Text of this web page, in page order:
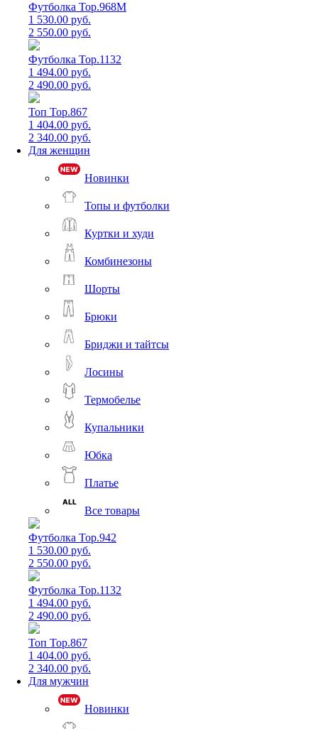
Футболка Top.968M
1 530.00 руб.
2 550.00 руб.
Футболка Top.1132
1 494.00 руб.
2 490.00 руб.
Топ Top.867
1 404.00 руб.
2 340.00 руб.
Для женщин
Новинки
Топы и футболки
Куртки и худи
Комбинезоны
Шорты
Брюки
Бриджи и тайтсы
Лосины
Термобелье
Купальники
Юбка
Платье
Все товары
Футболка Top.942
1 530.00 руб.
2 550.00 руб.
Футболка Top.1132
1 494.00 руб.
2 490.00 руб.
Топ Top.867
1 404.00 руб.
2 340.00 руб.
Для мужчин
Новинки